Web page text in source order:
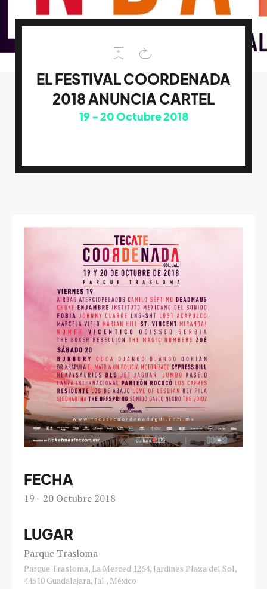
EL FESTIVAL COORDENADA
2018 ANUNCIA CARTEL
19 20Octubre 2018
FECHA
19 20 Octubre 2018
LUGAR
Parque Trasloma
Parque Trasloma, La Merced 1264, Jardines Plaza del Sol,
44510 Guadalajara, Jal., México